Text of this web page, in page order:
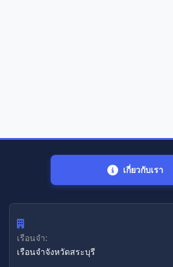
เกี่ยวกับเรา
เรือนจำ:
เรือนจำจังหวัดสระบุรี